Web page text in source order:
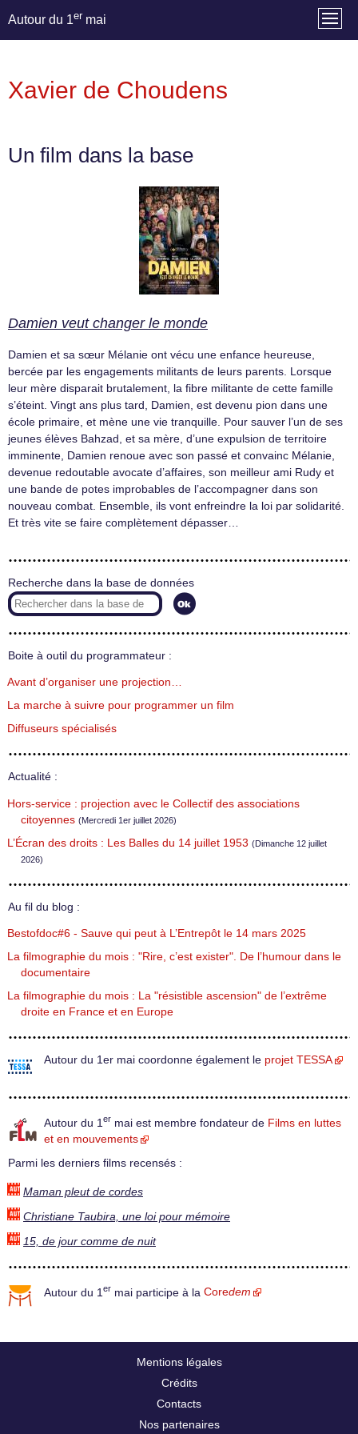
Autour du 1er mai
Xavier de Choudens
Un film dans la base
Damien veut changer le monde
Damien et sa sœur Mélanie ont vécu une enfance heureuse,
bercée par les engagements militants de leurs parents. Lorsque
leur mère disparait brutalement, la fibre militante de cette famille
s’éteint. Vingt ans plus tard, Damien, est devenu pion dans une
école primaire, et mène une vie tranquille. Pour sauver l’un de ses
jeunes élèves Bahzad, et sa mère, d’une expulsion de territoire
imminente, Damien renoue avec son passé et convainc Mélanie,
devenue redoutable avocate d’affaires, son meilleur ami Rudy et
une bande de potes improbables de l’accompagner dans son
nouveau combat. Ensemble, ils vont enfreindre la loi par solidarité.
Et très vite se faire complètement dépasser…
Recherche dans la base de données
Boite à outil du programmateur :
Avant d’organiser une projection…
La marche à suivre pour programmer un film
Diffuseurs spécialisés
Actualité :
Hors-service : projection avec le Collectif des associations
citoyennes (Mercredi 1er juillet 2026)
L’Écran des droits : Les Balles du 14 juillet 1953 (Dimanche 12 juillet
2026)
Au fil du blog :
Bestofdoc#6 - Sauve qui peut à L’Entrepôt le 14 mars 2025
La filmographie du mois : "Rire, c’est exister". De l’humour dans le
documentaire
La filmographie du mois : La "résistible ascension" de l’extrême
droite en France et en Europe
Autour du 1er mai coordonne également le projet TESSA
Autour du 1 er mai est membre fondateur de Films en luttes
et en mouvements
Parmi les derniers films recensés :
Maman pleut de cordes
Christiane Taubira, une loi pour mémoire
15, de jour comme de nuit
Autour du 1 er mai participe à la Coredem
Mentions légales
Crédits
Contacts
Nos partenaires